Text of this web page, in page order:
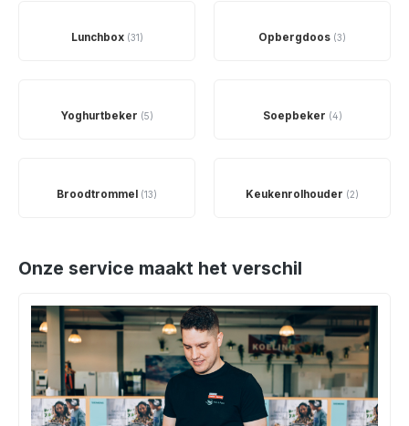
Lunchbox (31) Opbergdoos (3)
Yoghurtbeker (5) Soepbeker (4)
Broodtrommel (13) Keukenrolhouder (2)
Onze service maakt het verschil